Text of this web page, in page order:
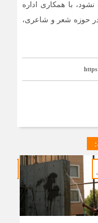
با همکاری اداره
حوزه شعر و شاعری،